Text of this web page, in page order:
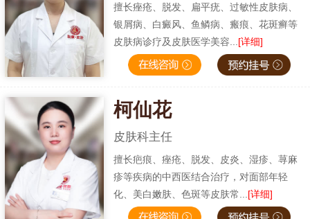
擅长痤疮、脱发、扁平疣、过敏性皮肤病、
银屑病、白癜风、鱼鳞病、瘢痕、花斑癣等
皮肤病诊疗及皮肤医学美容... [详细]
柯仙花
皮肤科主任
擅长疤痕、痤疮、脱发、皮炎、湿疹、荨麻
疹等疾病的中西医结合治疗，对面部年轻
化、美白嫩肤、色斑等皮肤常... [详细]